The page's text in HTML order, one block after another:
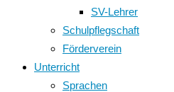
SV-Lehrer
Schulpflegschaft
Förderverein
Unterricht
Sprachen